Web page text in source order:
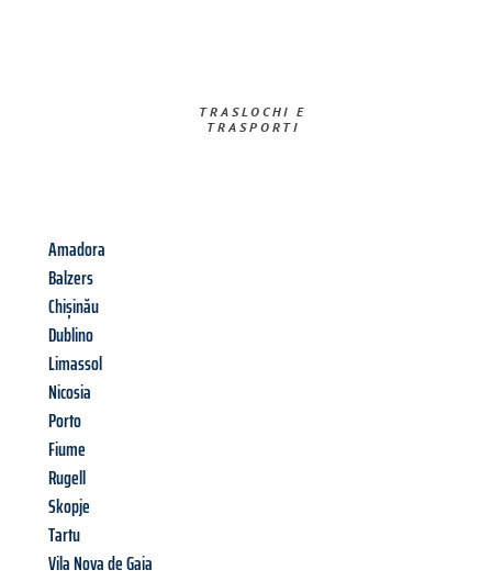
TRASLOCHI E
TRASPORTI​
Amadora
Balzers
Chișinău
Dublino
Limassol
Nicosia
Porto
Fiume
Rugell
Skopje
Tartu
Vila Nova de Gaia